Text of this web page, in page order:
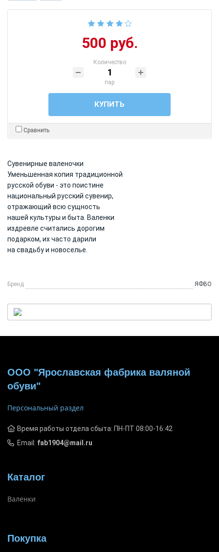
500 руб.
Количество
пар
КУПИТЬ
Сравнить
Сувенирные валеночки
Уменьшенная копия традиционной
русской обуви - это поистине
национальный русский сувенир,
отражающий всю сущность
нашей культуры и быта. Валенки
издревле считались дорогим
подарком, их часто дарили
на свадьбу и новоселье.
Бренд ЯФВО
ООО "Ярославская фабрика валяной
обуви"
Персональный раздел
Время работы отдела сбыта: ПН-ПТ 08:00-16:42
Email: fab1904@mail.ru
Каталог
Валенки
Покупка